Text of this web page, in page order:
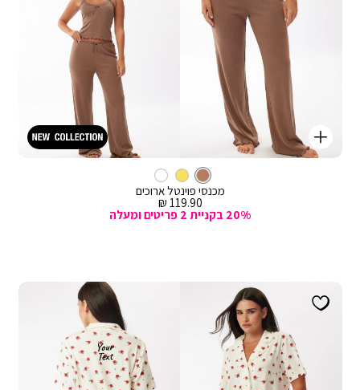
קנייה
מהירה
צבע
חום
מכנסי פוינטל ארוכים
מחיר
מכירה
119.90 ₪
20% בקניית 2 פריטים ומעלה
מכנסיים
ארוכים